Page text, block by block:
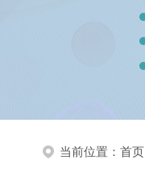
当前位置： 首页